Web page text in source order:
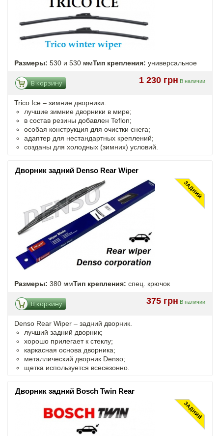
Размеры: 530 и 530 ммТип крепления: универсальное
1 230 грн В наличии
В корзину
Trico Ice – зимние дворники.
лучшие зимние дворники в мире;
в состав резины добавлен Teflon;
особая конструкция для очистки снега;
адаптер для нестандартных креплений;
созданы для холодных (зимних) условий.
Дворник задний Denso Rear Wiper
Размеры: 380 ммТип крепления: спец. крючок
375 грн В наличии
В корзину
Denso Rear Wiper – задний дворник.
лучший задний дворник;
хорошо прилегает к стеклу;
каркасная основа дворника;
металлический дворник Denso;
щетка используется всесезонно.
Дворник задний Bosch Twin Rear